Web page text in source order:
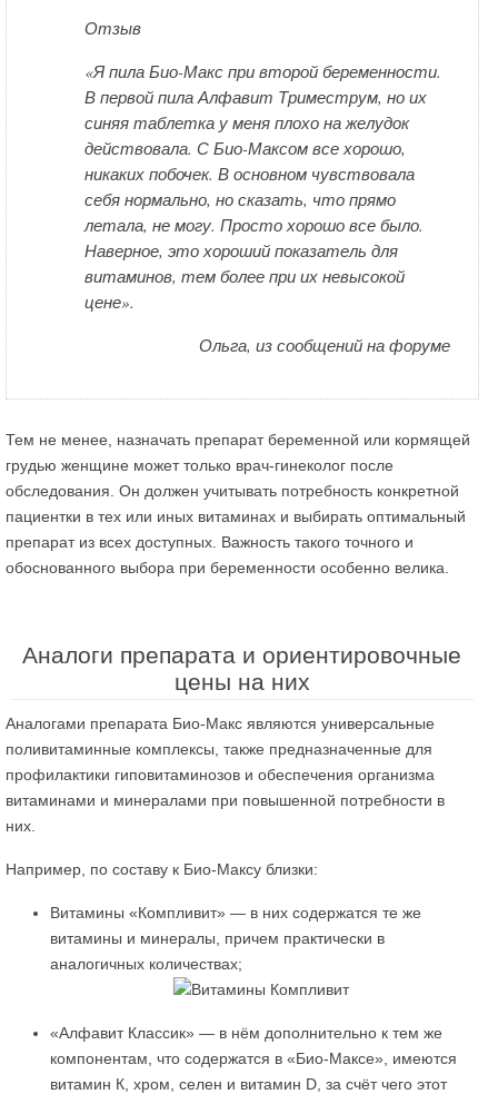
Отзыв
«Я пила Био-Макс при второй беременности.
В первой пила Алфавит Триместрум, но их
синяя таблетка у меня плохо на желудок
действовала. С Био-Максом все хорошо,
никаких побочек. В основном чувствовала
себя нормально, но сказать, что прямо
летала, не могу. Просто хорошо все было.
Наверное, это хороший показатель для
витаминов, тем более при их невысокой
цене».
Ольга, из сообщений на форуме
Тем не менее, назначать препарат беременной или кормящей
грудью женщине может только врач-гинеколог после
обследования. Он должен учитывать потребность конкретной
пациентки в тех или иных витаминах и выбирать оптимальный
препарат из всех доступных. Важность такого точного и
обоснованного выбора при беременности особенно велика.
Аналоги препарата и ориентировочные
цены на них
Аналогами препарата Био-Макс являются универсальные
поливитаминные комплексы, также предназначенные для
профилактики гиповитаминозов и обеспечения организма
витаминами и минералами при повышенной потребности в
них.
Например, по составу к Био-Максу близки:
Витамины «Компливит» — в них содержатся те же
витамины и минералы, причем практически в
аналогичных количествах;
«Алфавит Классик» — в нём дополнительно к тем же
компонентам, что содержатся в «Био-Максе», имеются
витамин К, хром, селен и витамин D, за счёт чего этот